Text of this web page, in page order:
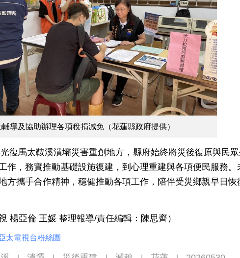
輔導及協助辦理各項稅捐減免（花蓮縣政府提供）
復馬太鞍溪潰壩災害重創地方，縣府始終將災後復原與民
作，務實推動基礎設施復建，到心理重建與各項便民服務。
方攜手合作精神，穩健推動各項工作，陪伴受災鄉親早日恢
楊亞倫 王媛 整理報導/責任編輯：陳思齊）
太電視台粉絲團